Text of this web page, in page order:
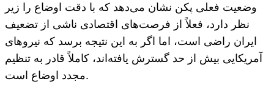
وضعیت فعلی پکن نشان می‌دهد که با دقت اوضاع را زیر
نظر دارد، فعلاً از فرصت‌های اقتصادی ناشی از تضعیف
ایران راضی است، اما اگر به این نتیجه برسد که نیروهای
آمریکایی بیش از حد گسترش یافته‌اند، کاملاً قادر به تنظیم
مجدد اوضاع است.